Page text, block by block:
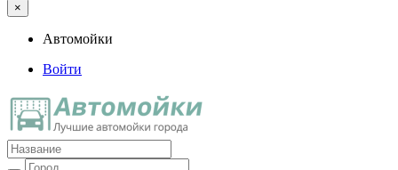
×
Автомойки
Войти
Автомойки
Ещё один сайт на WordPress